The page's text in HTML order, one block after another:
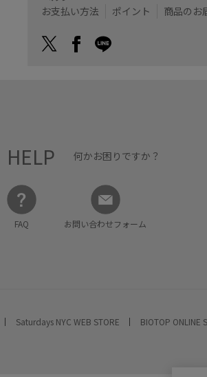
お支払い方法
ポイント 商品のお
HELP 何かお困りですか？
FAQ お問い合わせフォーム
Saturdays NYC WEB STORE
BIOTOP ONLINE